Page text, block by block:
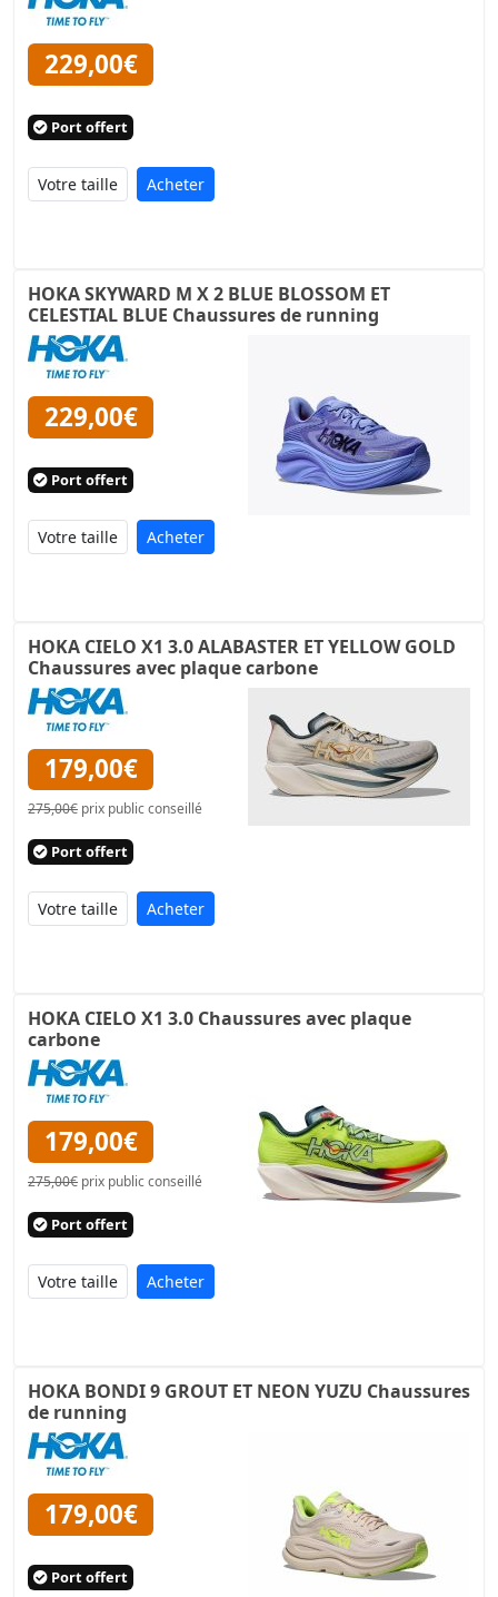
229,00€
Port offert
Acheter
HOKA SKYWARD M X 2 BLUE BLOSSOM ET
CELESTIAL BLUE Chaussures de running
229,00€
Port offert
Acheter
HOKA CIELO X1 3.0 ALABASTER ET YELLOW GOLD
Chaussures avec plaque carbone
179,00€
275,00€ prix public conseillé
Port offert
Acheter
HOKA CIELO X1 3.0 Chaussures avec plaque
carbone
179,00€
275,00€ prix public conseillé
Port offert
Acheter
HOKA BONDI 9 GROUT ET NEON YUZU Chaussures
de running
179,00€
Port offert